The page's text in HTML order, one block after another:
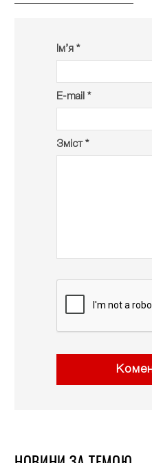
Ім’я *
E-mail *
Зміст *